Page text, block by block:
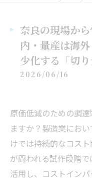
奈良の現場か
内・量産は海
少化する「切
2026/06/16
原価低減のための調
ますか？製造業にお
けでは持続的なコス
が問われる試作段階
活用し、コストイン